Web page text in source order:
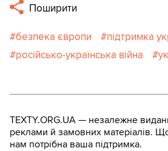
Поширити
безпека європи
підтримка
російсько-українська війна
TEXTY.ORG.UA — незалежне
реклами й замовних матеріалів.
нам потрібна ваша підтримка.